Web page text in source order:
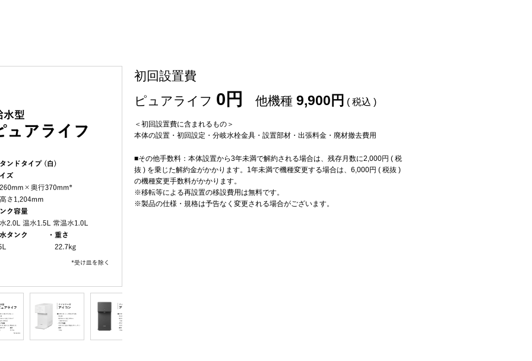
初回設置費
ピュアライフ 0円 他機種 9,900円 ( 税込 )
＜初回設置費に含まれるもの＞
本体の設置・初回設定・分岐水栓金具・設置部材・出張料金・廃材撤去費用
■その他手数料：本体設置から3年未満で解約される場合は、残存月数に2,000円 ( 税
抜 ) を乗じた解約金がかかります。1年未満で機種変更する場合は、6,000円 ( 税抜 )
の機種変更手数料がかかります。
※移転等による再設置の移設費用は無料です。
※製品の仕様・規格は予告なく変更される場合がございます。